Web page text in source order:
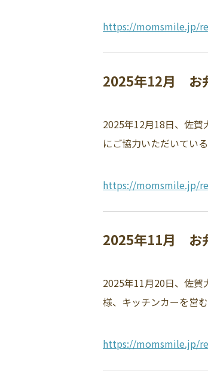
https://momsmile.jp/
2025年12月 お
2025年12月18日、佐賀
にご協力いただいてい
https://momsmile.jp/
2025年11月 お
2025年11月20日、佐賀
様、キッチンカーを営
https://momsmile.jp/